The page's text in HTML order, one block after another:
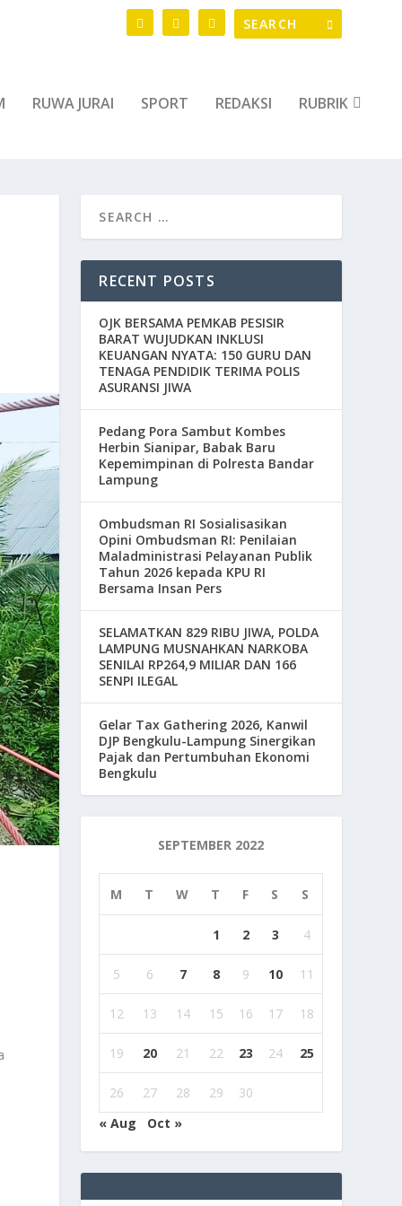
RUWA JURAI SPORT REDAKSI RUBRIK
RECENT POSTS
OJK BERSAMA PEMKAB PESISIR
BARAT WUJUDKAN INKLUSI
KEUANGAN NYATA: 150 GURU DAN
TENAGA PENDIDIK TERIMA POLIS
ASURANSI JIWA
Pedang Pora Sambut Kombes
Herbin Sianipar, Babak Baru
Kepemimpinan di Polresta Bandar
Lampung
Ombudsman RI Sosialisasikan
Opini Ombudsman RI: Penilaian
Maladministrasi Pelayanan Publik
Tahun 2026 kepada KPU RI
Bersama Insan Pers
SELAMATKAN 829 RIBU JIWA, POLDA
LAMPUNG MUSNAHKAN NARKOBA
SENILAI RP264,9 MILIAR DAN 166
SENPI ILEGAL
Gelar Tax Gathering 2026, Kanwil
DJP Bengkulu-Lampung Sinergikan
Pajak dan Pertumbuhan Ekonomi
Bengkulu
SEPTEMBER 2022
M T W T F S S
1 2 3 4
5 6 7 8 9 10 11
12 13 14 15 16 17 18
19 20 21 22 23 24 25
26 27 28 29
30
« Aug
Oct »